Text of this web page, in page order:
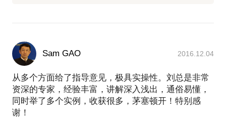
PS.在选择与我见面前，请把你的问题更具体化。毕
竟一小时的谈话只能解决一个小问题。请把你的问题
提前发给我，方便我做更精确的准备，提升见面效
2019年领导并开发《技术型企业学习地图》项目，为
更多技术型企业创建关键岗位学习路径，打造共享学
习平台，帮助企业在任务部署方面快速落地。
同时，在过去几年里帮助了不少CTO们组织闭门交
流、国际游学等高端交流，见证了上百家技术团队的
重构、演化、发展历程，拥有十年以上技术团队培训
Sam GAO 2016.12.04
从多个方面给了指导意见，极具实操性。刘总是非常
资深的专家，经验丰富，讲解深入浅出，通俗易懂，
同时举了多个实例，收获很多，茅塞顿开！特别感
谢！